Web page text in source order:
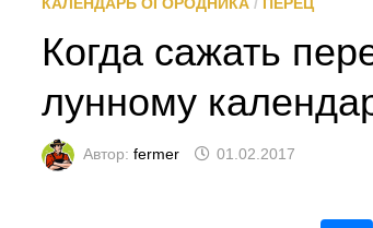
КАЛЕНДАРЬ ОГОРОДНИКА / ПЕРЕЦ
Когда сажать
лунному
Автор:fermer 01.02.2017